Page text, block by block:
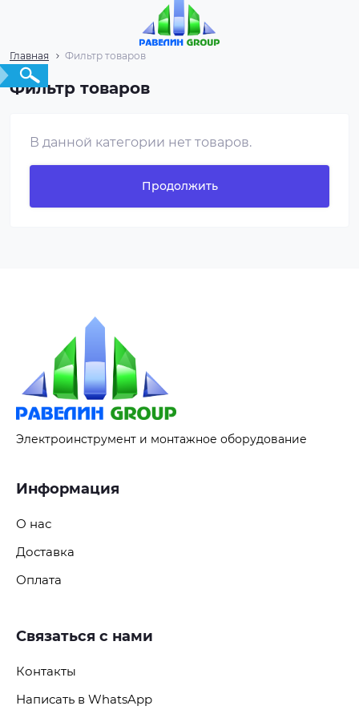
Главная Фильтр товаров
Фильтр товаров
В данной категории нет товаров.
Продолжить
Электроинструмент и монтажное оборудование
Информация
О нас
Доставка
Оплата
Связаться с нами
Контакты
Написать в WhatsApp